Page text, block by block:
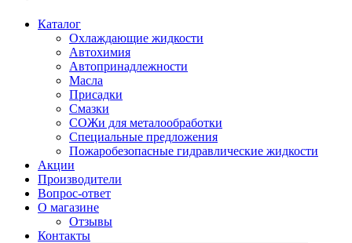
Каталог
Охлаждающие жидкости
Автохимия
Автопринадлежности
Масла
Присадки
Смазки
СОЖи для металообработки
Специальные предложения
Пожаробезопасные гидравлические жидкости
Акции
Производители
Вопрос-ответ
О магазине
Отзывы
Контакты